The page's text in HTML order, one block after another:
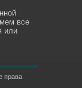
все
или
права